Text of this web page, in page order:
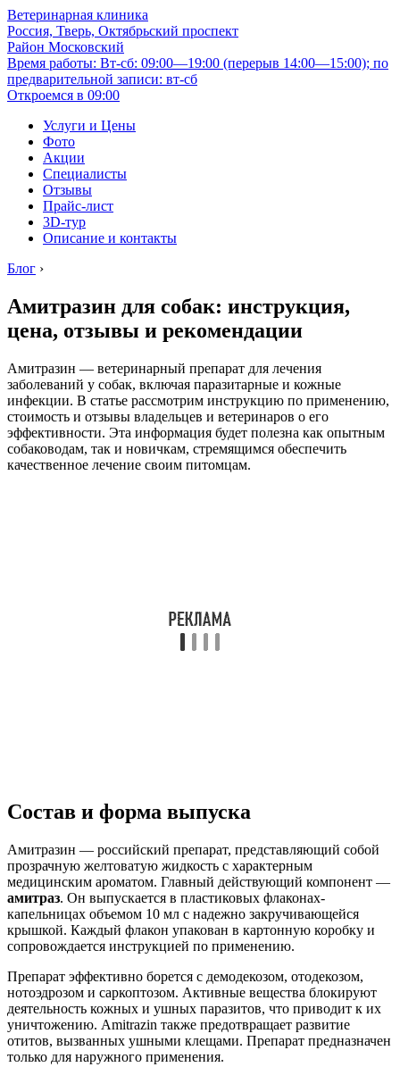
Ветеринарная клиника
Россия, Тверь, Октябрьский проспект
Район Московский
Время работы: Вт-сб: 09:00—19:00 (перерыв 14:00—15:00); по
предварительной записи: вт-сб
Откроемся в 09:00
Услуги и Цены
Фото
Акции
Специалисты
Отзывы
Прайс-лист
3D-тур
Описание и контакты
Блог ›
Амитразин для собак: инструкция,
цена, отзывы и рекомендации
Амитразин — ветеринарный препарат для лечения
заболеваний у собак, включая паразитарные и кожные
инфекции. В статье рассмотрим инструкцию по применению,
стоимость и отзывы владельцев и ветеринаров о его
эффективности. Эта информация будет полезна как опытным
собаководам, так и новичкам, стремящимся обеспечить
качественное лечение своим питомцам.
Состав и форма выпуска
Амитразин — российский препарат, представляющий собой
прозрачную желтоватую жидкость с характерным
медицинским ароматом. Главный действующий компонент —
амитраз. Он выпускается в пластиковых флаконах-
капельницах объемом 10 мл с надежно закручивающейся
крышкой. Каждый флакон упакован в картонную коробку и
сопровождается инструкцией по применению.
Препарат эффективно борется с демодекозом, отодекозом,
нотоэдрозом и саркоптозом. Активные вещества блокируют
деятельность кожных и ушных паразитов, что приводит к их
уничтожению. Amitrazin также предотвращает развитие
отитов, вызванных ушными клещами. Препарат предназначен
только для наружного применения.